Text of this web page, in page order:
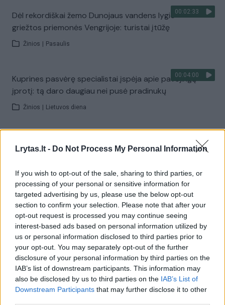
Lrytas.lt - Do Not Process My Personal Information
If you wish to opt-out of the sale, sharing to third parties, or
processing of your personal or sensitive information for
targeted advertising by us, please use the below opt-out
section to confirm your selection. Please note that after your
opt-out request is processed you may continue seeing
interest-based ads based on personal information utilized by
us or personal information disclosed to third parties prior to
your opt-out. You may separately opt-out of the further
disclosure of your personal information by third parties on the
IAB’s list of downstream participants. This information may
also be disclosed by us to third parties on the IAB’s List of
Downstream Participants that may further disclose it to other
00:02:33
Dėl rekordiškai žemo Dunojaus vandens lygio –
griežtos priemonės Vengrijoje: turistai įtūžę
Žinios Pasaulis
00:04:00
Kuprines pasvėrę specialistai įspėja apie pavojingą
įprotį: tą daro daugiau nei pusė pradinukų
Žinios Lietuvos diena
Žiūrimiausi įrašai
00:00:30
Vaizdai iš tragiškos avarijos Vilniaus r.: dviejų moterų ir
vaiko gyvybių išgelbėti nepavyko
Žinios Lietuvos diena
Savaitės vidurys nusimato karštas: temperatūra kils iki